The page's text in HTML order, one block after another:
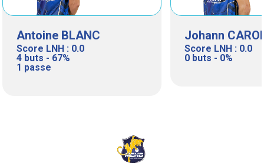
Antoine BLANC
Score LNH : 0.0
4 buts - 67%
1 passe
Johann
Score LNH : 0.0
0 buts - 0%